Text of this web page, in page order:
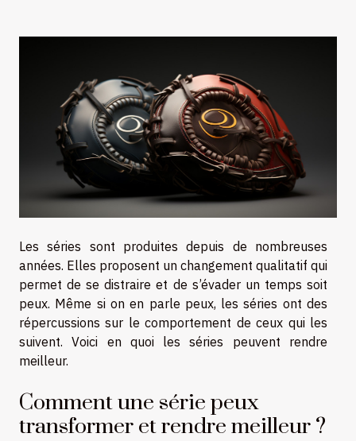
Les séries sont produites depuis de nombreuses
années. Elles proposent un changement qualitatif qui
permet de se distraire et de s’évader un temps soit
peux. Même si on en parle peux, les séries ont des
répercussions sur le comportement de ceux qui les
suivent. Voici en quoi les séries peuvent rendre
meilleur.
Comment une série peux
transformer et rendre meilleur ?